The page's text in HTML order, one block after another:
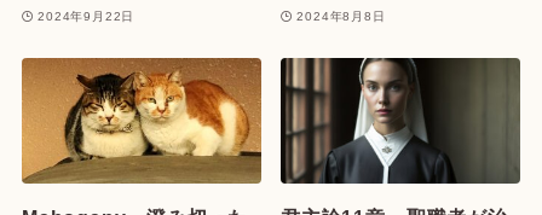
2024年9月22日 2024年8月8日